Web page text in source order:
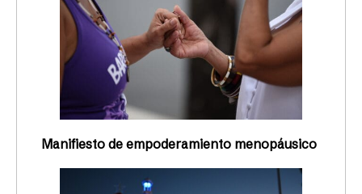
Manifiesto de empoderamiento menopáusico